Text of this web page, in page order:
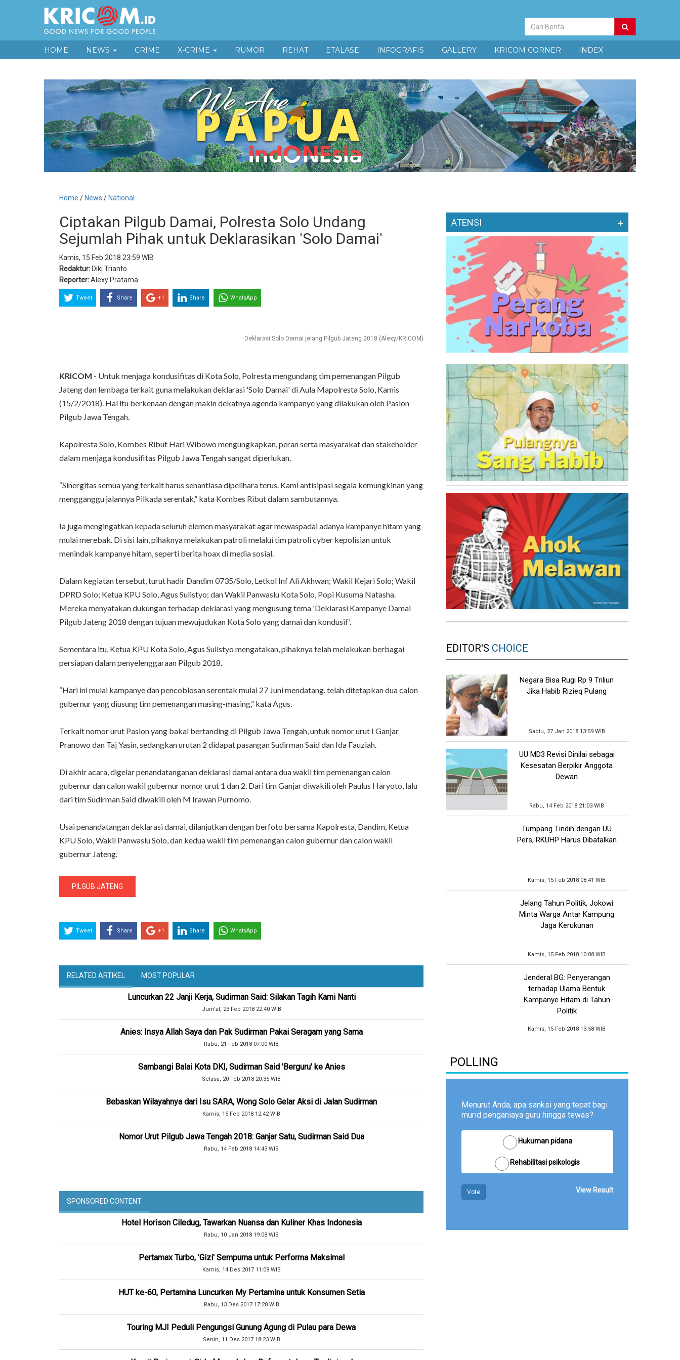
Pencarian
Berita
HOME NEWS CRIME X-CRIME RUMOR REHAT ETALASE INFOGRAFIS GALLERY KRICOM CORNER INDEX
Home / News / National
Ciptakan Pilgub Damai, Polresta Solo Undang
Sejumlah Pihak untuk Deklarasikan 'Solo Damai'
Kamis, 15 Feb 2018 23:59 WIB
Redaktur: Diki Trianto
Reporter:Alexy Pratama
Tweet Share +1 Share WhatsApp
Deklarasi Solo Damai jelang Pilgub Jateng 2018 (Alexy/KRICOM)
KRICOM - Untuk menjaga kondusifitas di Kota Solo, Polresta mengundang tim pemenangan Pilgub
Jateng dan lembaga terkait guna melakukan deklarasi 'Solo Damai' di Aula Mapolresta Solo, Kamis
(15/2/2018). Hal itu berkenaan dengan makin dekatnya agenda kampanye yang dilakukan oleh Paslon
Pilgub Jawa Tengah.
Kapolresta Solo, Kombes Ribut Hari Wibowo mengungkapkan, peran serta masyarakat dan stakeholder
dalam menjaga kondusifitas Pilgub Jawa Tengah sangat diperlukan.
“Sinergitas semua yang terkait harus senantiasa dipelihara terus. Kami antisipasi segala kemungkinan yang
mengganggu jalannya Pilkada serentak,” kata Kombes Ribut dalam sambutannya.
Ia juga mengingatkan kepada seluruh elemen masyarakat agar mewaspadai adanya kampanye hitam yang
mulai merebak. Di sisi lain, pihaknya melakukan patroli melalui tim patroli cyber kepolisian untuk
menindak kampanye hitam, seperti berita hoax di media sosial.
Dalam kegiatan tersebut, turut hadir Dandim 0735/Solo, Letkol Inf Ali Akhwan; Wakil Kejari Solo; Wakil
DPRD Solo; Ketua KPU Solo, Agus Sulistyo; dan Wakil Panwaslu Kota Solo, Popi Kusuma Natasha.
Mereka menyatakan dukungan terhadap deklarasi yang mengusung tema 'Deklarasi Kampanye Damai
Pilgub Jateng 2018 dengan tujuan mewujudukan Kota Solo yang damai dan kondusif'.
Sementara itu, Ketua KPU Kota Solo, Agus Sulistyo mengatakan, pihaknya telah melakukan berbagai
persiapan dalam penyelenggaraan Pilgub 2018.
“Hari ini mulai kampanye dan pencoblosan serentak mulai 27 Juni mendatang. telah ditetapkan dua calon
gubernur yang diusung tim pemenangan masing-masing,” kata Agus.
Terkait nomor urut Paslon yang bakal bertanding di Pilgub Jawa Tengah, untuk nomor urut I Ganjar
Pranowo dan Taj Yasin, sedangkan urutan 2 didapat pasangan Sudirman Said dan Ida Fauziah.
Di akhir acara, digelar penandatanganan deklarasi damai antara dua wakil tim pemenangan calon
gubernur dan calon wakil gubernur nomor urut 1 dan 2. Dari tim Ganjar diwakili oleh Paulus Haryoto, lalu
dari tim Sudirman Said diwakili oleh M Irawan Purnomo.
Usai penandatangan deklarasi damai, dilanjutkan dengan berfoto bersama Kapolresta, Dandim, Ketua
KPU Solo, Wakil Panwaslu Solo, dan kedua wakil tim pemenangan calon gubernur dan calon wakil
gubernur Jateng.
PILGUB JATENG
Tweet Share +1 Share WhatsApp
RELATED ARTIKEL MOST POPULAR
Luncurkan 22 Janji Kerja, Sudirman Said: Silakan Tagih Kami Nanti
Jum'at, 23 Feb 2018 22:40 WIB
Anies: Insya Allah Saya dan Pak Sudirman Pakai Seragam yang Sama
Rabu, 21 Feb 2018 07:00 WIB
Sambangi Balai Kota DKI, Sudirman Said 'Berguru' ke Anies
Selasa, 20 Feb 2018 20:35 WIB
Bebaskan Wilayahnya dari Isu SARA, Wong Solo Gelar Aksi di Jalan Sudirman
Kamis, 15 Feb 2018 12:42 WIB
Nomor Urut Pilgub Jawa Tengah 2018: Ganjar Satu, Sudirman Said Dua
Rabu, 14 Feb 2018 14:43 WIB
SPONSORED CONTENT
Hotel Horison Ciledug, Tawarkan Nuansa dan Kuliner Khas Indonesia
Rabu, 10 Jan 2018 19:08 WIB
Pertamax Turbo, 'Gizi' Sempurna untuk Performa Maksimal
Kamis, 14 Des 2017 11:08 WIB
HUT ke-60, Pertamina Luncurkan My Pertamina untuk Konsumen Setia
Rabu, 13 Des 2017 17:28 WIB
Touring MJI Peduli Pengungsi Gunung Agung di Pulau para Dewa
Senin, 11 Des 2017 18:23 WIB
ATENSI +
EDITOR'S CHOICE
Negara Bisa Rugi Rp 9 Triliun
Jika Habib Rizieq Pulang
Sabtu, 27 Jan 2018 13:59 WIB
UU MD3 Revisi Dinilai sebagai
Kesesatan Berpikir Anggota
Dewan
Rabu, 14 Feb 2018 21:03 WIB
Tumpang Tindih dengan UU
Pers, RKUHP Harus Dibatalkan
Kamis, 15 Feb 2018 08:41 WIB
Jelang Tahun Politik, Jokowi
Minta Warga Antar Kampung
Jaga Kerukunan
Kamis, 15 Feb 2018 10:08 WIB
Jenderal BG: Penyerangan
terhadap Ulama Bentuk
Kampanye Hitam di Tahun
Politik
Kamis, 15 Feb 2018 13:58 WIB
POLLING
Menurut Anda, apa sanksi yang tepat bagi
murid penganiaya guru hingga tewas?
Hukuman pidana
Rehabilitasi psikologis
Vote View Result